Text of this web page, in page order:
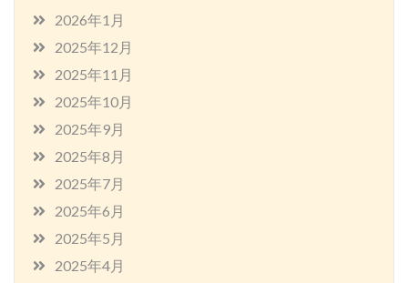
2026年1月
2025年12月
2025年11月
2025年10月
2025年9月
2025年8月
2025年7月
2025年6月
2025年5月
2025年4月